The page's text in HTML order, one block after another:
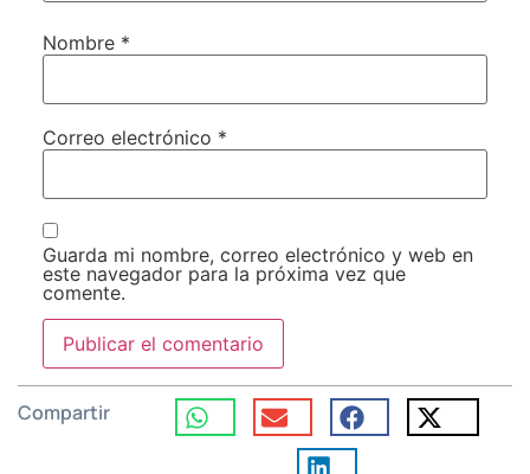
Nombre *
Correo electrónico *
Guarda mi nombre, correo electrónico y web en
este navegador para la próxima vez que
comente.
Compartir